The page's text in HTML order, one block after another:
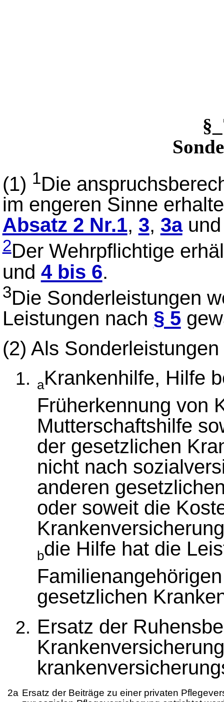
(1) 1Die
im engeren Sinne
Absatz 2 Nr.1, 3, 3a
2Der Wehrpflichtige
und 4 bis 6.
3Die Sonderleistungen
Leistungen nach § 5
(2) Als
aKrankenhilfe, Hilfe
Früherkennung von
Mutterschaftshilfe
der gesetzlichen
nicht nach
anderen
oder soweit die
bdie Hilfe hat die
gesetzlichen
Ersatz der
2a Ersatz der Beiträge zu einer privaten